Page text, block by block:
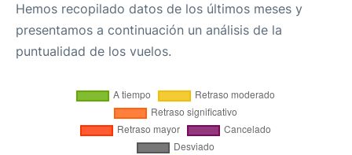
Hemos recopilado datos de los últimos meses y
presentamos a continuación un análisis de la
puntualidad de los vuelos.